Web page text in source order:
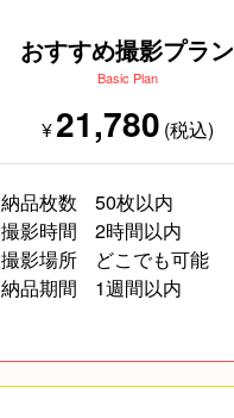
おすすめ撮影プラン
Basic Plan
¥21,780 (税込)
納品枚数
50枚以内
撮影時間
2時間以内
撮影場所
どこでも可能
納品期間
1週間以内